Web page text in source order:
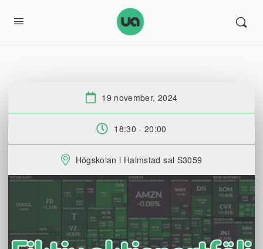
Datum:
19 november, 2024
Tid:
18:30 - 20:00
Plats:
Högskolan i Halmstad sal S3059